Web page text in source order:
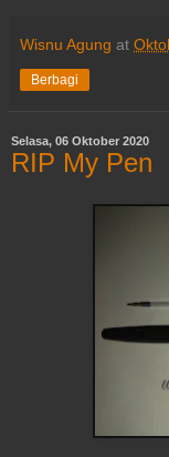
Wisnu Agung at
Berbagi
Selasa, 06 Oktober 2020
RIP My Pen